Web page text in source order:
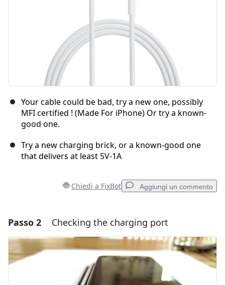
Your cable could be bad, try a new one, possibly
MFI certified ! (Made For iPhone) Or try a known-
good one.
Try a new charging brick, or a known-good one
that delivers at least 5V-1A
Chiedi a FixBot Aggiungi un commento
Aggiungi un commento
Aggiungi Commento
Passo 2 Checking the charging port